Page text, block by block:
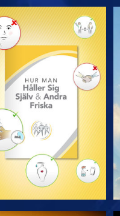
UTFORSKA SERIEN